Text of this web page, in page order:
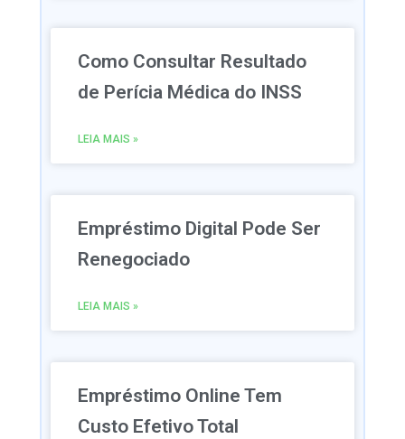
Como Consultar Resultado
de Perícia Médica do INSS
LEIA MAIS »
Empréstimo Digital Pode Ser
Renegociado
LEIA MAIS »
Empréstimo Online Tem
Custo Efetivo Total